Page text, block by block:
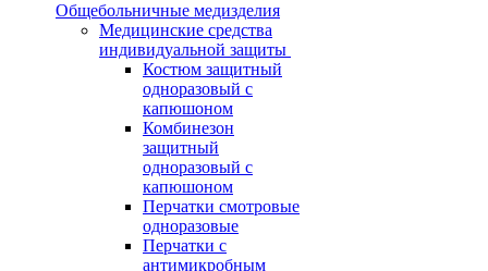
Общебольничные медизделия
Медицинские средства
индивидуальной защиты
Костюм защитный
одноразовый с
капюшоном
Комбинезон
защитный
одноразовый с
капюшоном
Перчатки смотровые
одноразовые
Перчатки с
антимикробным